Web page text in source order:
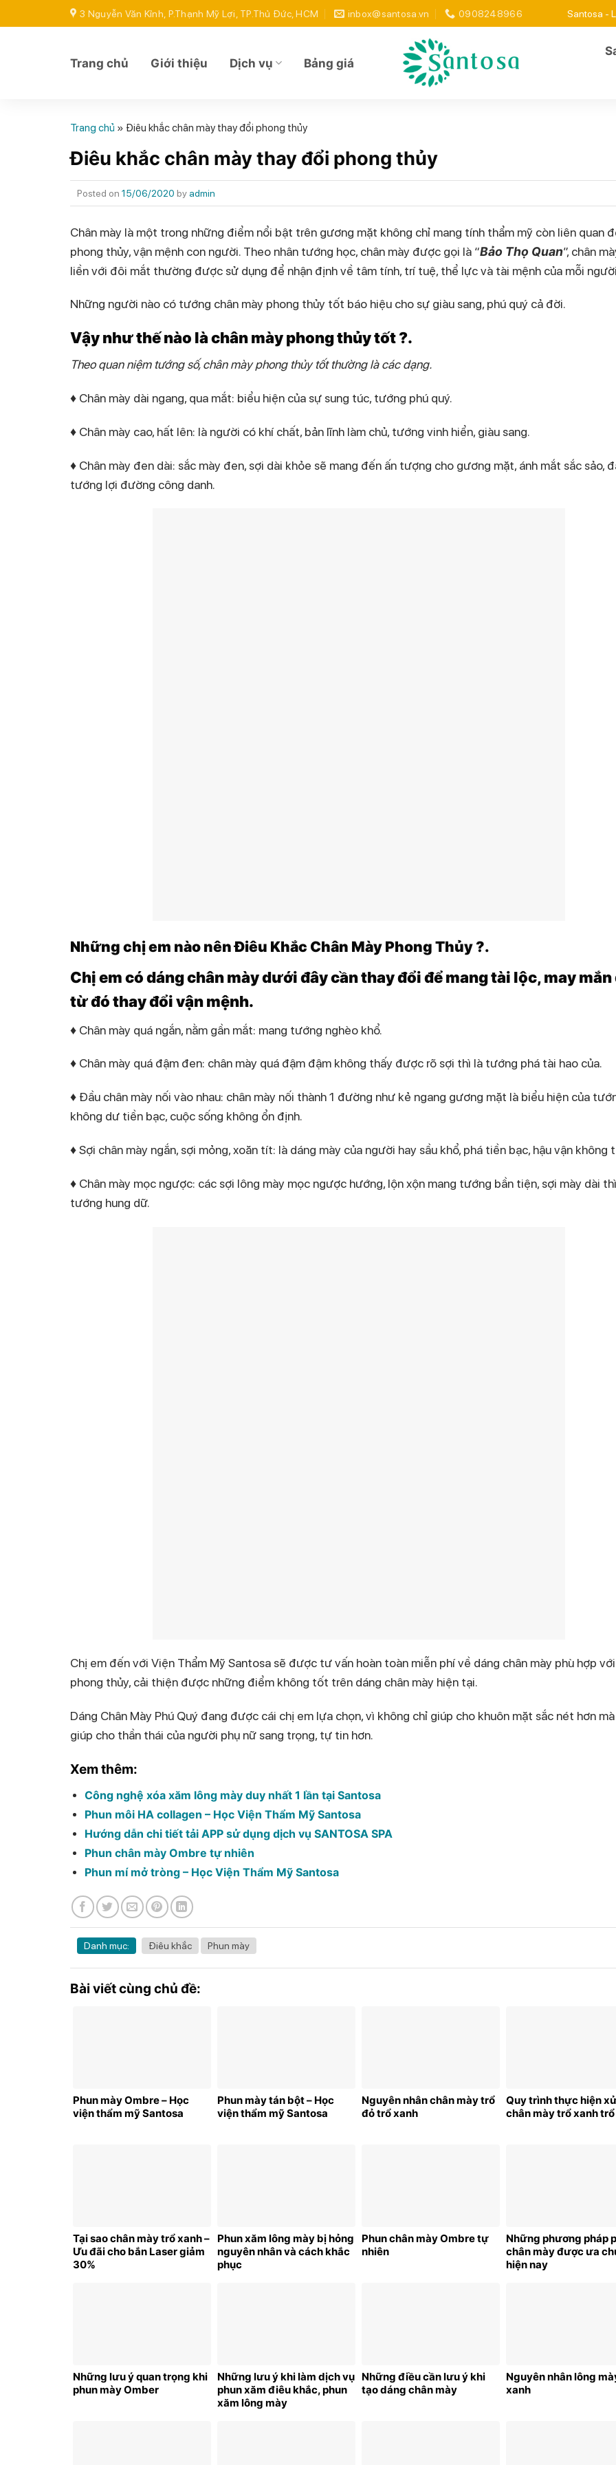
to
3 Nguyễn Văn Kỉnh, P.Thạnh Mỹ Lợi, TP.Thủ Đức, HCM inbox@santosa.vn 0908248966 Santosa -
Trang chủ Giới thiệu Dịch vụ Bảng giá
Trang chủ » Điêu khắc chân mày thay đổi phong thủy
Điêu khắc chân mày thay đổi phong thủy
Posted on 15/06/2020 by admin
Chân mày là một trong những điểm nổi bật trên gương mặt không chỉ mang tính thẩm mỹ còn liên quan
phong thủy, vận mệnh con người. Theo nhân tướng học, chân mày được gọi là “Bảo Thọ Quan”, chân
liền với đôi mắt thường được sử dụng để nhận định về tâm tính, trí tuệ, thể lực và tài mệnh của mỗi
Những người nào có tướng chân mày phong thủy tốt báo hiệu cho sự giàu sang, phú quý cả đời.
Vậy như thế nào là chân mày phong thủy tốt ?.
Theo quan niệm tướng số, chân mày phong thủy tốt thường là các dạng.
♦ Chân mày dài ngang, qua mắt: biểu hiện của sự sung túc, tướng phú quý.
♦ Chân mày cao, hất lên: là người có khí chất, bản lĩnh làm chủ, tướng vinh hiển, giàu sang.
♦ Chân mày đen dài: sắc mày đen, sợi dài khỏe sẽ mang đến ấn tượng cho gương mặt, ánh mắt sắc sảo,
tướng lợi đường công danh.
Những chị em nào nên Điêu Khắc Chân Mày Phong Thủy ?.
Chị em có dáng chân mày dưới đây cần thay đổi để mang tài lộc, may mắn
từ đó thay đổi vận mệnh.
♦ Chân mày quá ngắn, nằm gần mắt: mang tướng nghèo khổ.
♦ Chân mày quá đậm đen: chân mày quá đậm đậm không thấy được rõ sợi thì là tướng phá tài hao của.
♦ Đầu chân mày nối vào nhau: chân mày nối thành 1 đường như kẻ ngang gương mặt là biểu hiện của
không dư tiền bạc, cuộc sống không ổn định.
♦ Sợi chân mày ngắn, sợi mỏng, xoăn tít: là dáng mày của người hay sầu khổ, phá tiền bạc, hậu vận không
♦ Chân mày mọc ngược: các sợi lông mày mọc ngược hướng, lộn xộn mang tướng bần tiện, sợi mày dài
tướng hung dữ.
Chị em đến với Viện Thẩm Mỹ Santosa sẽ được tư vấn hoàn toàn miễn phí về dáng chân mày phù hợp với
phong thủy, cải thiện được những điểm không tốt trên dáng chân mày hiện tại.
Dáng Chân Mày Phú Quý đang được cái chị em lựa chọn, vì không chỉ giúp cho khuôn mặt sắc nét hơn
giúp cho thần thái của người phụ nữ sang trọng, tự tin hơn.
Xem thêm:
Công nghệ xóa xăm lông mày duy nhất 1 lần tại Santosa
Phun môi HA collagen – Học Viện Thẩm Mỹ Santosa
Hướng dẫn chi tiết tải APP sử dụng dịch vụ SANTOSA SPA
Phun chân mày Ombre tự nhiên
Phun mí mở tròng – Học Viện Thẩm Mỹ Santosa
Danh mục: Điêu khắc Phun mày
Bài viết cùng chủ đề:
Phun mày Ombre – Học
viện thẩm mỹ Santosa
Phun mày tán bột – Học
viện thẩm mỹ Santosa
Nguyên nhân chân mày trổ
đỏ trổ xanh
Quy trình thực hiện
chân mày trổ xanh
Tại sao chân mày trổ xanh –
Ưu đãi cho bắn Laser giảm
30%
Phun xăm lông mày bị hỏng
nguyên nhân và cách khắc
phục
Phun chân mày Ombre tự
nhiên
Những phương pháp
chân mày được ưa
hiện nay
Những lưu ý quan trọng khi
phun mày Omber
Những lưu ý khi làm dịch vụ
phun xăm điêu khắc, phun
xăm lông mày
Những điều cần lưu ý khi
tạo dáng chân mày
Nguyên nhân lông
xanh